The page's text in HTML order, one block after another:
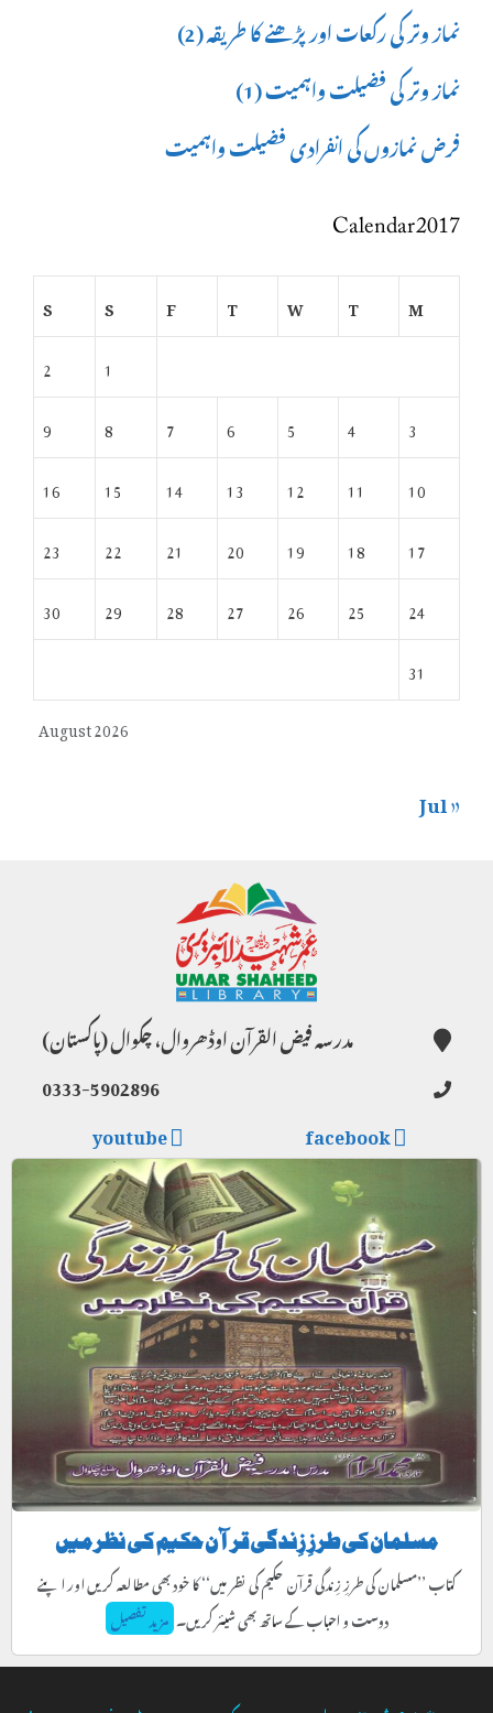
نماز وتر کی رکعات اور پڑھنے کا طریقہ (2)
نماز وتر کی فضیلت واہمیت (1)
فرض نمازوں کی انفرادی فضیلت واہمیت
Calendar 2017
August 2026
M
T
W
T
F
S
S
1
2
3
4
5
6
7
8
9
10
11
12
13
14
15
16
17
18
19
20
21
22
23
24
25
26
27
28
29
30
31
« Jul
مدرسہ فیض القرآن اوڈھروال، چکوال (پاکستان)
0333-5902896
facebook
youtube
مسلمان کی طرزِ زِندگی قرآن حکیم کی نظر میں
کتاب ’’مسلمان کی طرزِ زِندگی قرآن حکیم کی نظر میں‘‘ کا خود بھی مطالعہ کریں اور اپنے
دوست و احباب کے ساتھ بھی شیئر کریں۔مزید تفصیل